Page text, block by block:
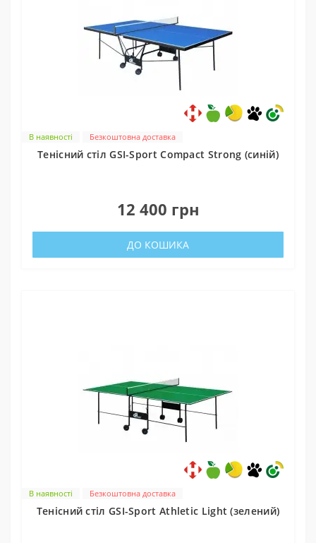
В наявності Безкоштовна доставка
Тенісний стіл GSI-Sport Compact Strong (синій)
12 400 грн
ДО КОШИКА
В наявності Безкоштовна доставка
Тенісний стіл GSI-Sport Athletic Light (зелений)